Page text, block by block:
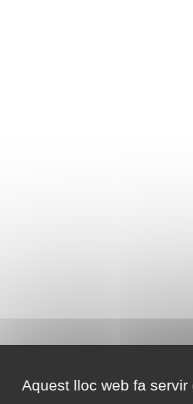
Aquest lloc web fa